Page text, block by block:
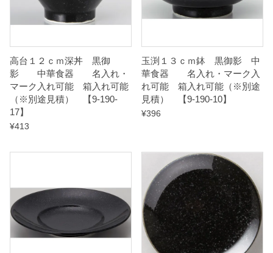
】
q
u
n
y
高台１２ｃｍ深丼 黒御
影 中華食器 名入れ・
マーク入れ可能 箱入れ可能
（※別途見積） 【9-190-
17】
¥413
玉渕１３ｃｍ鉢 黒御影 中
華食器 名入れ・マーク入
れ可能 箱入れ可能（※別途
見積） 【9-190-10】
¥396